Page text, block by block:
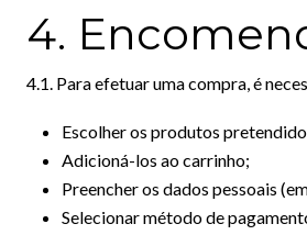
4.
4.1. Para efetuar uma compra, é
Escolher os produtos
Adicioná-los ao carrinho;
Preencher os dados pessoais
Selecionar método de